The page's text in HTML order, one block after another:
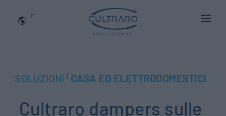
IT
APPLICAZIONI
NEWS
SOLUZIONI | CASA ED ELETTRODOMESTICI
Cultraro dampers sulle